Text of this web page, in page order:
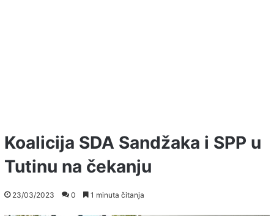
Koalicija SDA Sandžaka i SPP u
Tutinu na čekanju
23/03/2023 0 1 minuta čitanja